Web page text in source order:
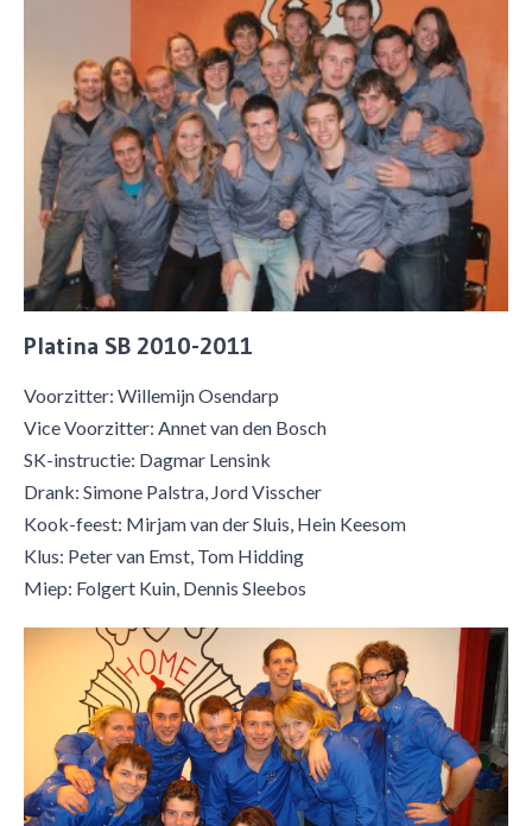
Platina SB 2010-2011
Voorzitter: Willemijn Osendarp
Vice Voorzitter: Annet van den Bosch
SK-instructie: Dagmar Lensink
Drank: Simone Palstra, Jord Visscher
Kook-feest: Mirjam van der Sluis, Hein Keesom
Klus: Peter van Emst, Tom Hidding
Miep: Folgert Kuin, Dennis Sleebos